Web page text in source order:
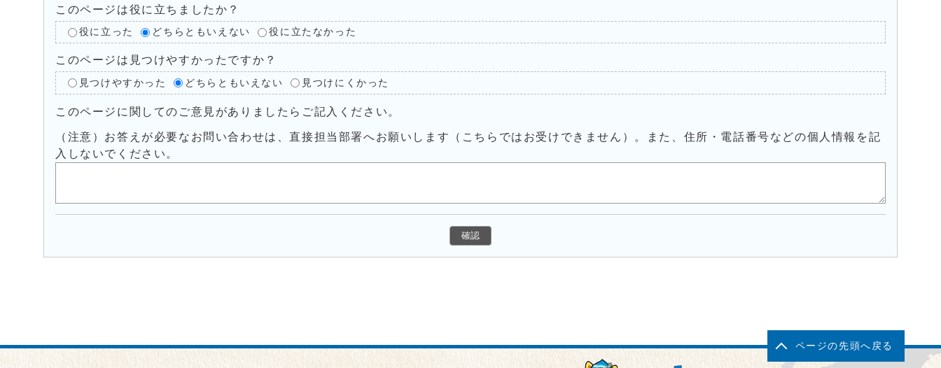
このページは役に立ちましたか？
役に立った どちらともいえない 役に立たなかった
このページは見つけやすかったですか？
見つけやすかった どちらともいえない 見つけにくかった
このページに関してのご意見がありましたらご記入ください。
（注意）お答えが必要なお問い合わせは、直接担当部署へお願いします（こちらではお受けできません）。また、住所・電話番号などの個人情報を記
入しないでください。
ページの先頭へ戻る